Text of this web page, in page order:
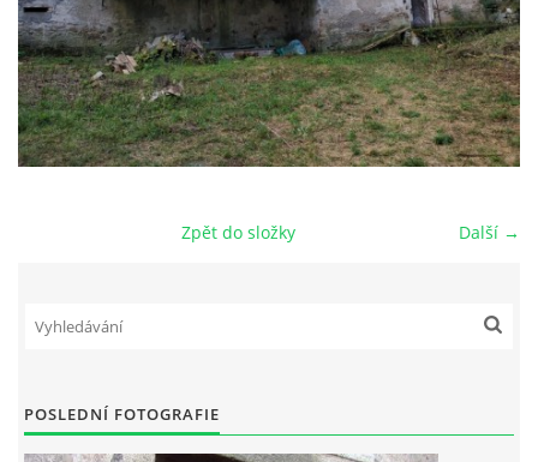
Další →
Zpět do složky
POSLEDNÍ FOTOGRAFIE